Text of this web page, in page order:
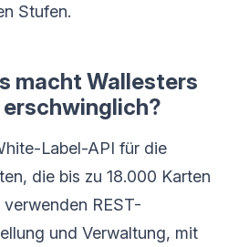
Stufen.
macht Wallesters
Label-API für die
die bis zu 18.000 Karten
REST-
und Verwaltung, mit